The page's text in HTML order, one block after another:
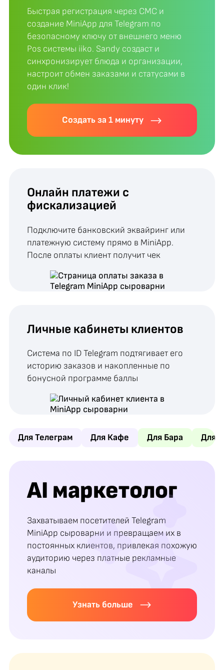
Быстрая регистрация через СМС и
создание MiniApp для Telegram по
безопасному ключу от внешнего меню
Pos системы iiko. Sandy создаст и
синхронизирует блюда и организации,
настроит обмен заказами и статусами в
один клик!
Создать за 1 минуту
Онлайн платежи с
фискализацией
Подключите банковский эквайринг или
платежную систему прямо в MiniApp.
После оплаты клиент получит чек
Личные кабинеты клиентов
Система по ID Telegram подтягивает его
историю заказов и накопленные по
бонусной программе баллы
Для Телеграм Для Кафе Для Бара Для
AI маркетолог
Захватываем посетителей Telegram
MiniApp сыроварни и превращаем их в
постоянных клиентов, привлекая похожую
аудиторию через платные рекламные
каналы
Узнать больше